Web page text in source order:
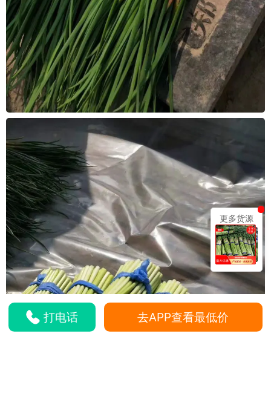
打电话 去APP查看最低价
更多货源